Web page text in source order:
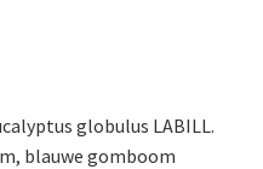
globulus LABILL.
blauwe gomboom